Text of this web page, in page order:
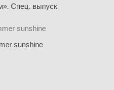
Спец. выпуск
sunshine